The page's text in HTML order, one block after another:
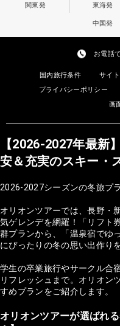
関東発 東海発
中国発
お電話
国内旅行条件 サイ
プライバシーポリシー
画
【2026-2027年最新
安＆充実のスキー・
2026-2027シーズンの冬旅プ
オリオンツアーでは、長野・
気ゲレンデを網羅！「リフト
群プランから、「温泉宿でゆ
にぴったりの冬の思い出作り
学生の卒業旅行やサークル合
リフレッシュまで。オリオン
すめプランをご紹介します。
オリオンツアーが選ばれ